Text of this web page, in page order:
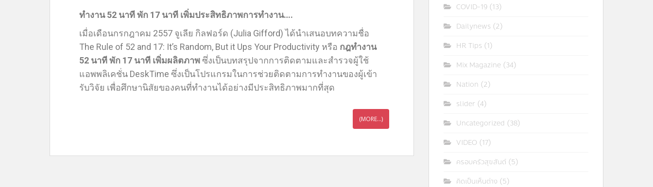
ทำงาน 52 นาที พัก 17 นาที เพิ่มประสิทธิภาพการทำงาน….
เมื่อเดือนกรกฎาคม 2557 จูเลีย กิลฟอร์ด (Julia Gifford) ได้นำเสนอบทความชื่อ
The Rule of 52 and 17: It’s Random, But it Ups Your Productivity หรือ กฎทำงาน
52 นาที พัก 17 นาที เพิ่มผลิตภาพซึ่งเป็นบทสรุปจากการติดตามและสำรวจผู้ใช้
แอพพลิเคชั่น DeskTime ซึ่งเป็นโปรแกรมในการช่วยติดตามการทำงานของผู้เข้า
รับวิจัย เพื่อศึกษานิสัยของคนที่ทำงานได้อย่างมีประสิทธิภาพมากที่สุด
(MORE…)
COVID-19 (13)
Dailynews (2)
HR Tips (1)
Mix Magazine (34)
Nation (2)
slider (4)
Uncategorized (38)
VIDEO (17)
ครอบครัวสุขสันต์ (5)
คิดเป็นเห็นต่าง (5)